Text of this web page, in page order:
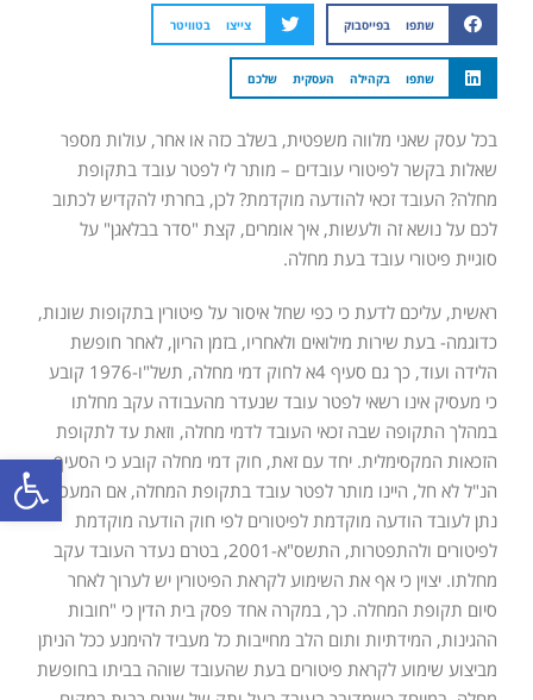
פתח
שתפו בפייסבוק צייצו בטוויטר
שתפו בקהילה העסקית שלכם
בכל עסק שאני מלווה משפטית, בשלב כזה או אחר, עולות מספר
שאלות בקשר לפיטורי עובדים – מותר לי לפטר עובד בתקופת
מחלה? העובד זכאי להודעה מוקדמת? לכן, בחרתי להקדיש לכתוב
לכם על נושא זה ולעשות, איך אומרים, קצת "סדר בבלאגן" על
סוגיית פיטורי עובד בעת מחלה.
ראשית, עליכם לדעת כי כפי שחל איסור על פיטורין בתקופות שונות,
כדוגמה- בעת שירות מילואים ולאחריו, בזמן הריון, לאחר חופשת
הלידה ועוד, כך גם סעיף 4א לחוק דמי מחלה, תשל"ו-1976 קובע
כי מעסיק אינו רשאי לפטר עובד שנעדר מהעבודה עקב מחלתו
במהלך התקופה שבה זכאי העובד לדמי מחלה, וזאת עד לתקופת
הזכאות המקסימלית. יחד עם זאת, חוק דמי מחלה קובע כי הסעיף
הנ"ל לא חל, היינו מותר לפטר עובד בתקופת המחלה, אם המעסיק
נתן לעובד הודעה מוקדמת לפיטורים לפי חוק הודעה מוקדמת
לפיטורים ולהתפטרות, התשס"א-2001, בטרם נעדר העובד עקב
מחלתו. יצוין כי אף את השימוע לקראת הפיטורין יש לערוך לאחר
סיום תקופת המחלה. כך, במקרה אחד פסק בית הדין כי "חובות
ההגינות, המידתיות ותום הלב מחייבות כל מעביד להימנע ככל הניתן
מביצוע שימוע לקראת פיטורים בעת שהעובד שוהה בביתו בחופשת